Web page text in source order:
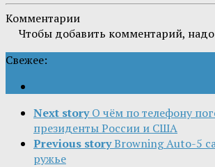
Комментарии
Чтобы добавить комментарий, надо
Свежее:
Next story О чём по телефону
президенты России и США
Previous storyBrowning Auto-5
ружье